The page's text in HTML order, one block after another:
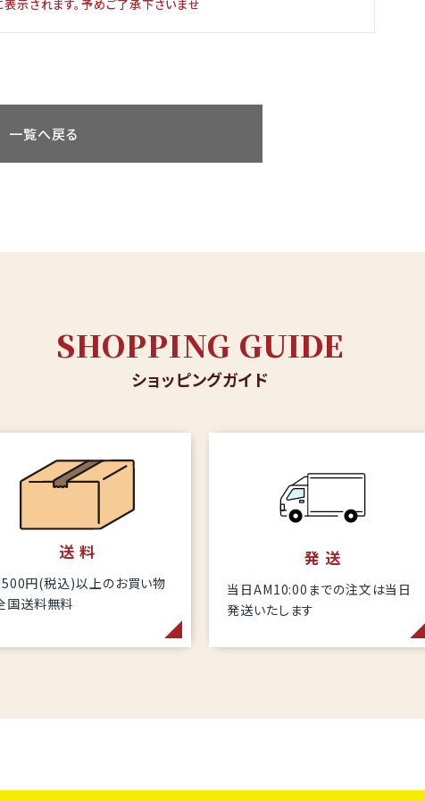
示されます。予めご了承下さいませ
一覧へ戻る
SHOPPING GUIDE
ショッピングガイド
送 料
円(税込)以上のお買い物
国送料無料
発 送
当日AM10:00までの注文は当日
発送いたします